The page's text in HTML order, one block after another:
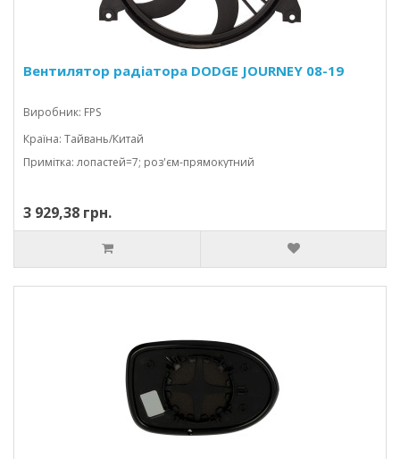
Вентилятор радіатора DODGE JOURNEY 08-19
Виробник: FPS
Країна: Тайвань/Китай
Примітка: лопастей=7; роз'єм-прямокутний
3 929,38 грн.